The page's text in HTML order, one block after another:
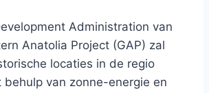
Administration van
Anatolia Project (GAP) zal
locaties in de regio
behulp van zonne-energie en